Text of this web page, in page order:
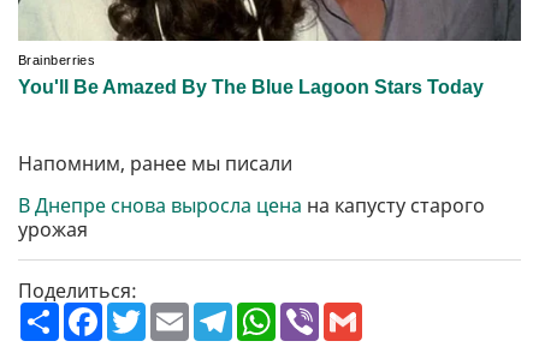
Напомним, ранее мы писали
В Днепре снова выросла цена на капусту старого
урожая
Поделиться:
П
о
F
a
T
w
E
m
T
e
W
h
V